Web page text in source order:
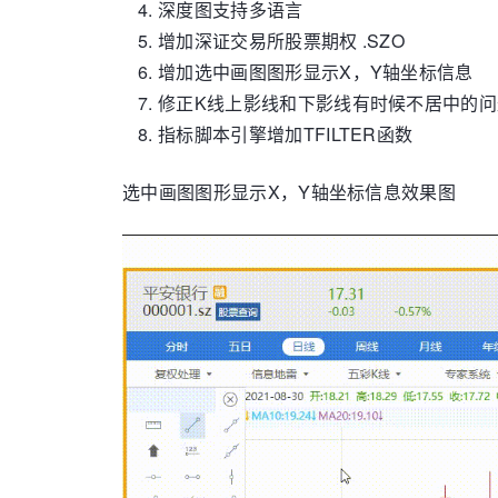
深度图支持多语言
增加深证交易所股票期权 .SZO
增加选中画图图形显示X，Y轴坐标信息
修正K线上影线和下影线有时候不居中的
指标脚本引擎增加TFILTER函数
选中画图图形显示X，Y轴坐标信息效果图